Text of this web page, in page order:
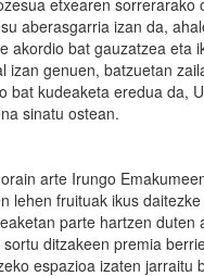
etxearen
aberasgarria izan da,
akordio bat gauzatzea eta
genuen, batzuetan
bat kudeaketa eredua da,
sinatu ostean.
arte Irungo
lehen fruituak ikus
parte hartzen
ditzakeen premia
espazioa izaten